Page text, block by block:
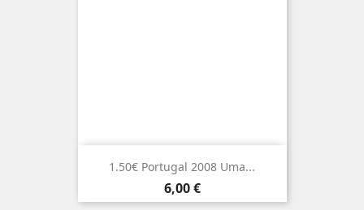
1.50€ Portugal 2008 Uma...
Preço
6,00 €